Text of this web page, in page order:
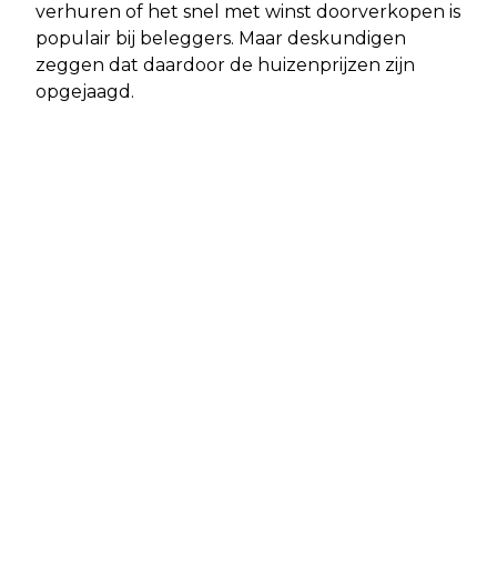
verhuren of het snel met winst doorverkopen is
populair bij beleggers. Maar deskundigen
zeggen dat daardoor de huizenprijzen zijn
opgejaagd.